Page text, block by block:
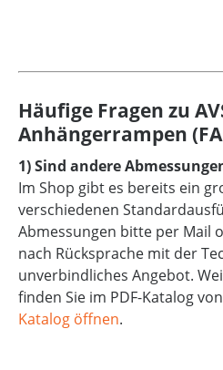
Häufige Fragen zu
Anhängerrampen
1) Sind andere
Im Shop gibt es bereits ein
verschiedenen
Abmessungen bitte per Mail
nach Rücksprache mit der
unverbindliches Angebot.
finden Sie im PDF-Katalog
Katalog öffnen.